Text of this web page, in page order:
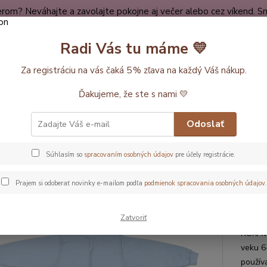
Neváhajte a zavolajte pokojne aj večer alebo cez víkend.
Hľadať
Dĺžka vaku 150cm (6-10rokov) Ledovcový LETNÝ spací vak s
LETNÝ spací vak s
150cm
veku
Radi Vás tu máme 💛
Za registráciu na vás čaká 5 % zľava na každý Váš nákup.
Ďakujeme, že ste s nami 💛
Odoslať
Súhlasím so spracovaním osobných údajov pre účely registrácie.
Prajem si odoberať novinky e-mailom podľa podmienok spracovania osobných údajov.
Zatvoriť